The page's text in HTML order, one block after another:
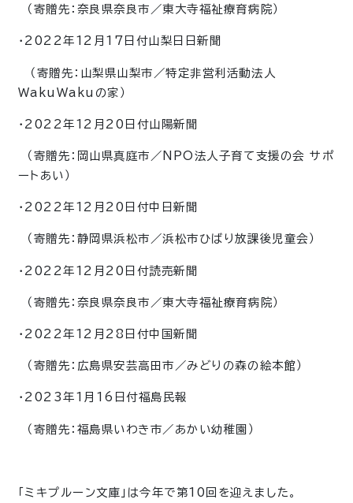
（寄贈先：奈良県奈良市／東大寺福祉療育病院）
・2022年12月17日付山梨日日新聞
（寄贈先：山梨県山梨市／特定非営利活動法人
WakuWakuの家）
・2022年12月20日付山陽新聞
（寄贈先：岡山県真庭市／NPO法人子育て支援の会 サポ
ートあい）
・2022年12月20日付中日新聞
（寄贈先：静岡県浜松市／浜松市ひばり放課後児童会）
・2022年12月20日付読売新聞
（寄贈先：奈良県奈良市／東大寺福祉療育病院）
・2022年12月28日付中国新聞
（寄贈先：広島県安芸高田市／みどりの森の絵本館）
・2023年1月16日付福島民報
（寄贈先：福島県いわき市／あかい幼稚園）
「ミキプルーン文庫」は今年で第10回を迎えました。